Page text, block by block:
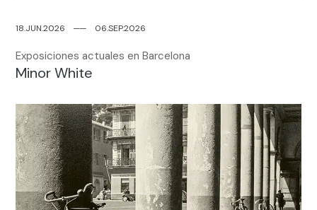
18.JUN.2026── 06.SEP.2026
Exposiciones actuales en Barcelona
Minor White